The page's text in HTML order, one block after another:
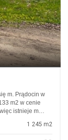
m. Prądocin w
m2 w cenie
więc istnieje m…
1 245 m2